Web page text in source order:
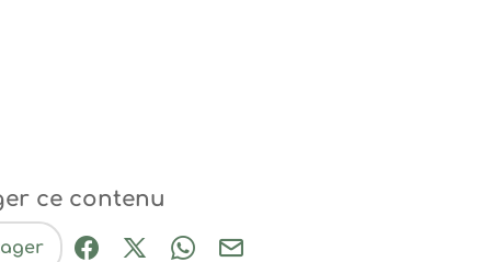
ce contenu